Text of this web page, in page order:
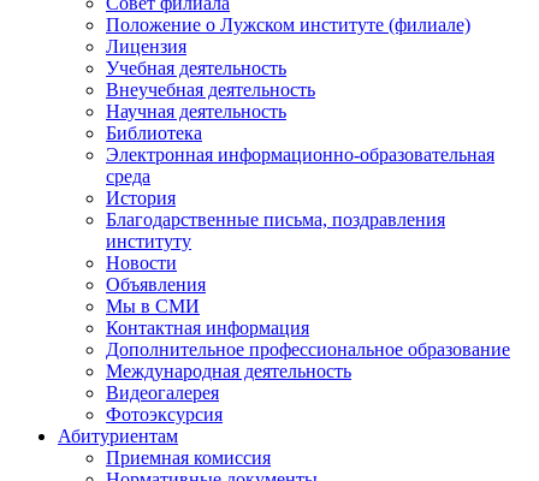
Положение о Лужском институте (филиале)
Лицензия
Учебная деятельность
Внеучебная деятельность
Научная деятельность
Библиотека
Электронная информационно-образовательная
среда
История
Благодарственные письма, поздравления
институту
Новости
Объявления
Мы в СМИ
Контактная информация
Дополнительное профессиональное образование
Международная деятельность
Видеогалерея
Фотоэксурсия
Абитуриентам
Приемная комиссия